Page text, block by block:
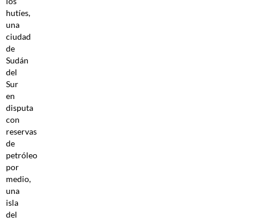
hutíes,
una
ciudad
de
Sudán
del
Sur
en
disputa
con
reservas
de
petróleo
por
medio,
una
isla
del